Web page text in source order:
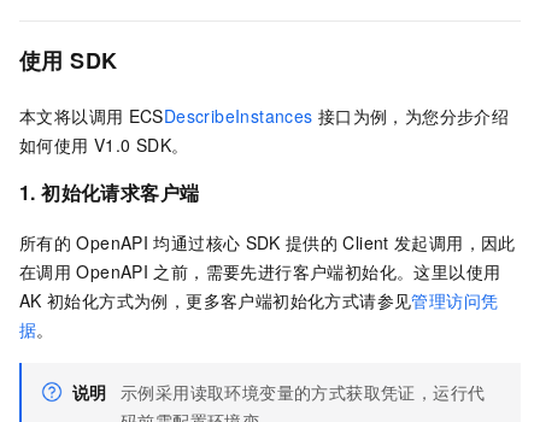
使用 SDK
本文将以调用 ECSDescribeInstances 接口为例，为您分步介绍
如何使用 V1.0 SDK。
1. 初始化请求客户端
所有的 OpenAPI 均通过核心 SDK 提供的 Client 发起调用，因此
在调用 OpenAPI 之前，需要先进行客户端初始化。这里以使用
AK 初始化方式为例，更多客户端初始化方式请参见管理访问凭
据。
说明 示例采用读取环境变量的方式获取凭证，运行代